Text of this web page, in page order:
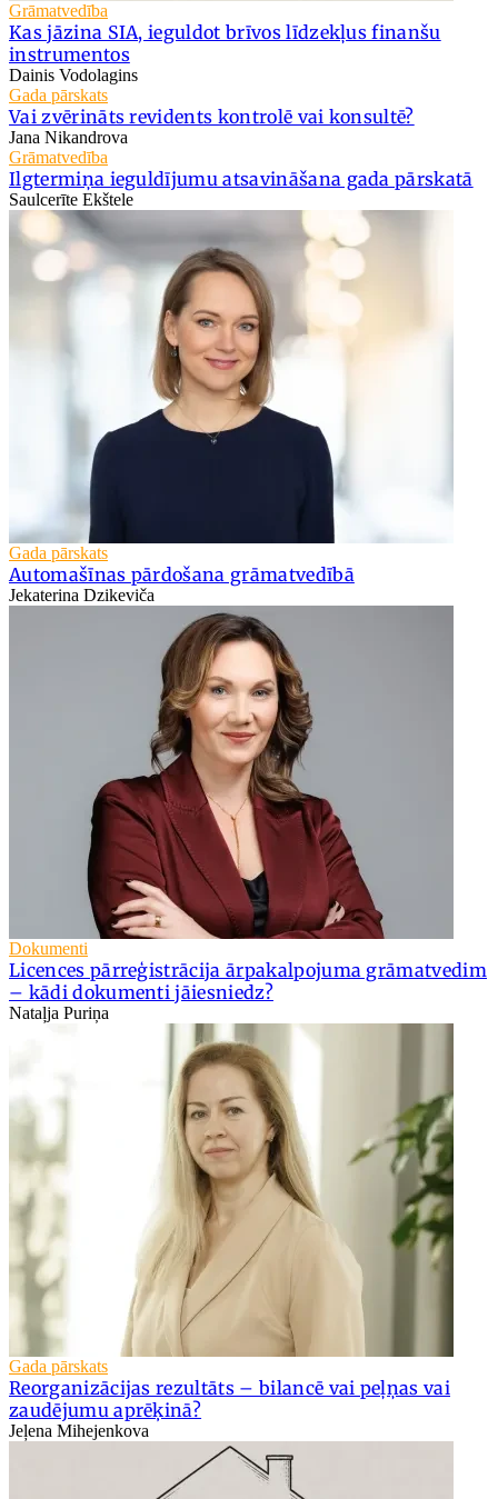
Grāmatvedība
Kas jāzina SIA, ieguldot brīvos līdzekļus finanšu
instrumentos
Dainis Vodolagins
Gada pārskats
Vai zvērināts revidents kontrolē vai konsultē?
Jana Nikandrova
Grāmatvedība
Ilgtermiņa ieguldījumu atsavināšana gada pārskatā
Saulcerīte Ekštele
Gada pārskats
Automašīnas pārdošana grāmatvedībā
Jekaterina Dzikeviča
Dokumenti
Licences pārreģistrācija ārpakalpojuma grāmatvedim
– kādi dokumenti jāiesniedz?
Nataļja Puriņa
Gada pārskats
Reorganizācijas rezultāts – bilancē vai peļņas vai
zaudējumu aprēķinā?
Jeļena Mihejenkova